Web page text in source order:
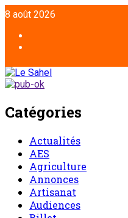
8 août 2026
Catégories
Actualités
AES
Agriculture
Annonces
Artisanat
Audiences